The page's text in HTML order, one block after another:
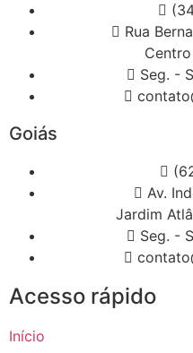
Rua
Seg. -
Goiás
Av.
Jardim
Seg. -
Acesso rápido
Início